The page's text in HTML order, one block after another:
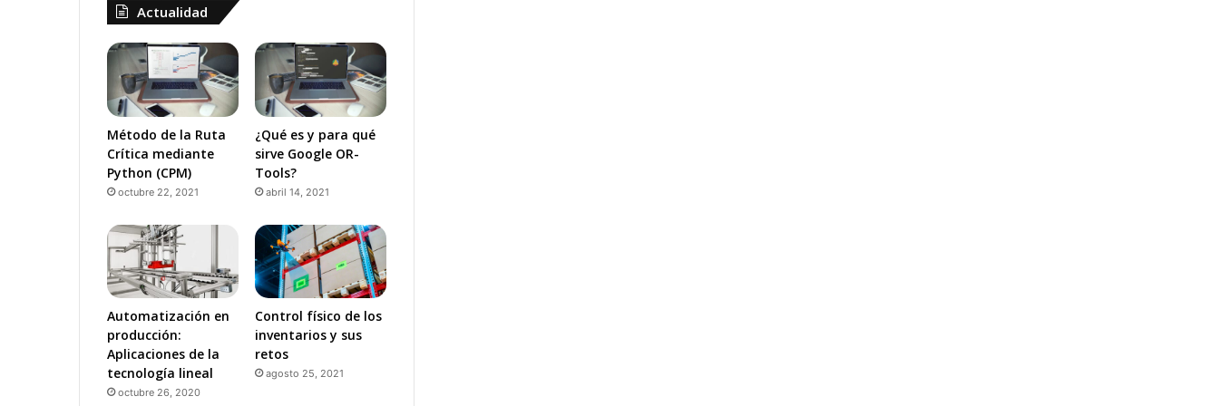
Actualidad
Método de la Ruta
Crítica mediante
Python (CPM)
octubre 22, 2021
¿Qué es y para qué
sirve Google OR-
Tools?
abril 14, 2021
Automatización en
producción:
Aplicaciones de la
tecnología lineal
octubre 26, 2020
Control físico de los
inventarios y sus
retos
agosto 25, 2021